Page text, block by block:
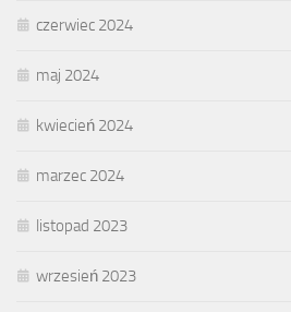
czerwiec 2024
maj 2024
kwiecień 2024
marzec 2024
listopad 2023
wrzesień 2023